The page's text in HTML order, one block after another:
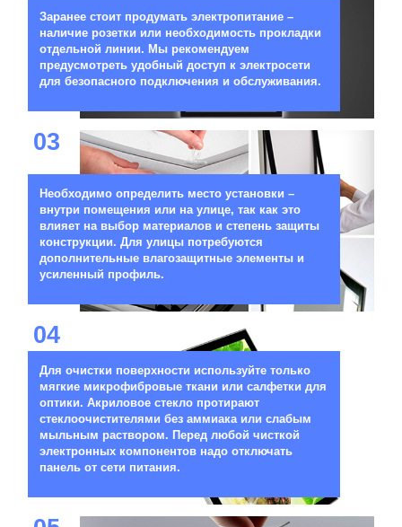
Заранее стоит продумать электропитание –
наличие розетки или необходимость прокладки
отдельной линии. Мы рекомендуем
предусмотреть удобный доступ к электросети
для безопасного подключения и обслуживания.
03
Необходимо определить место установки –
внутри помещения или на улице, так как это
влияет на выбор материалов и степень защиты
конструкции. Для улицы потребуются
дополнительные влагозащитные элементы и
усиленный профиль.
04
Для очистки поверхности используйте только
мягкие микрофибровые ткани или салфетки для
оптики. Акриловое стекло протирают
стеклоочистителями без аммиака или слабым
мыльным раствором. Перед любой чисткой
электронных компонентов надо отключать
панель от сети питания.